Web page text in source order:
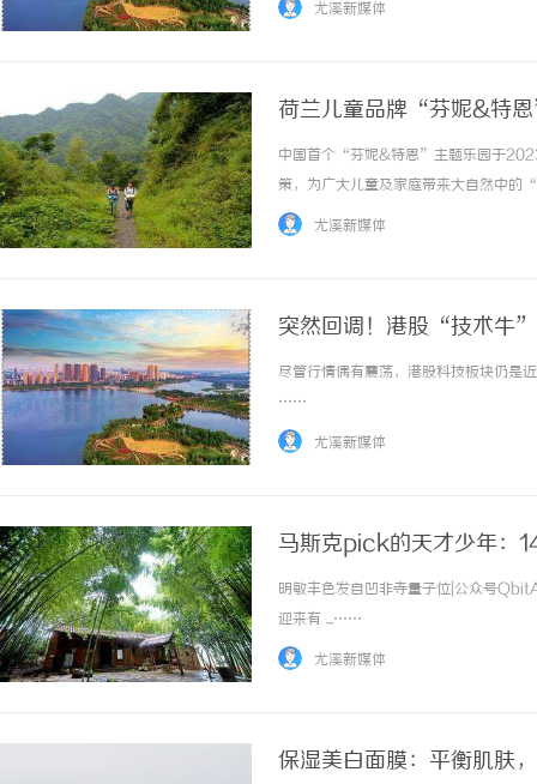
尤溪新媒体
荷兰儿童品牌“芬妮&特
中国首个“芬妮&特恩”主题乐园于
策，为广大儿童及家庭带来大自然中
场”，整体项目基于“芬妮&特恩”故事
尤溪新媒体
突然回调！港股“技术牛
尽管行情偶有震荡，港股科技板块仍是
……
尤溪新媒体
马斯克pick的天才少年：
明敏丰色发自凹非寺量子位|公众号
迎来有 ...……
尤溪新媒体
保湿美白面膜：平衡肌肤